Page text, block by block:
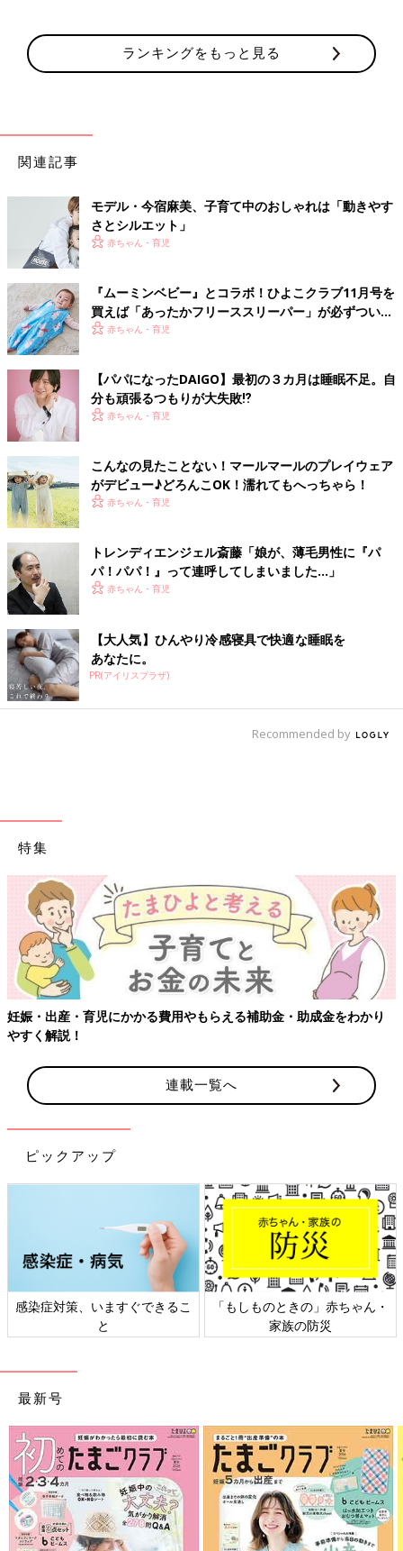
ランキングをもっと見る
関連記事
モデル・今宿麻美、子育て中のおしゃれは「動きやす
さとシルエット」
赤ちゃん・育児
『ムーミンベビー』とコラボ！ひよこクラブ11月号を
買えば「あったかフリーススリーパー」が必ずついて
くる！
赤ちゃん・育児
【パパになったDAIGO】最初の３カ月は睡眠不足。自
分も頑張るつもりが大失敗⁉︎
赤ちゃん・育児
こんなの見たことない！マールマールのプレイウェア
がデビュー♪どろんこOK！濡れてもへっちゃら！
赤ちゃん・育児
トレンディエンジェル斎藤「娘が、薄毛男性に『パ
パ！パパ！』って連呼してしまいました…」
赤ちゃん・育児
【大人気】ひんやり冷感寝具で快適な睡眠を
あなたに。
PR(アイリスプラザ)
Recommended by
特集
妊娠・出産・育児にかかる費用やもらえる補助金・助成金をわかり
やすく解説！
連載一覧へ
ピックアップ
感染症対策、いますぐできるこ
と
「もしものときの」赤ちゃん・
家族の防災
最新号